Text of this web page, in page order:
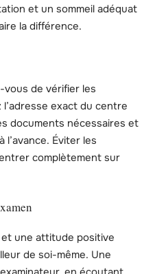
et un sommeil adéquat
la différence.
vous de vérifier les
exact du centre
documents nécessaires et
Éviter les
complètement sur
une attitude positive
de soi-même. Une